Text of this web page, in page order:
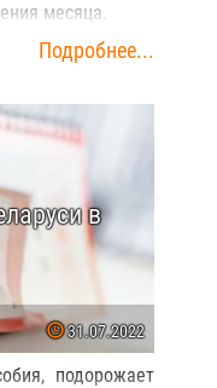
месяца.
Подробнее...
в
31.07.2022
подорожает